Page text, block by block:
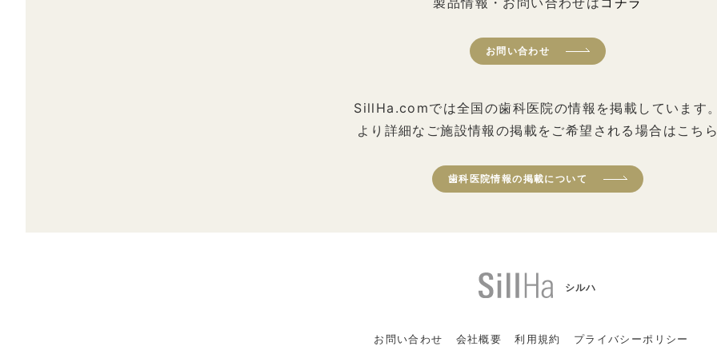
お問い合わせ
SillHa.comでは全国の歯科医院の情報を掲載しています
より詳細なご施設情報の掲載をご希望される場合はこち
歯科医院情報の掲載について
シルハ
お問い合わせ 会社概要 利用規約 プライバシーポリシー